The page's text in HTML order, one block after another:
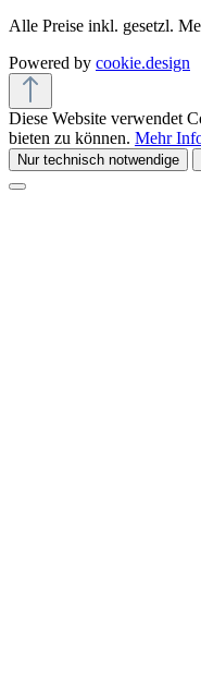
Alle Preise inkl. gesetzl.
Powered by cookie.design
Diese Website verwendet
bieten zu können. Mehr
Nur technisch notwendige